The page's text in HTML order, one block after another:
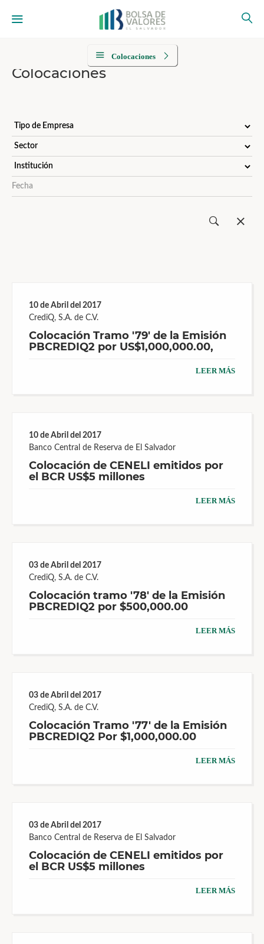
Colocaciones
Colocaciones
10 de Abril del 2017
CrediQ, S.A. de C.V.
Colocación Tramo '79' de la Emisión
PBCREDIQ2 por US$1,000,000.00,
LEER MÁS
10 de Abril del 2017
Banco Central de Reserva de El Salvador
Colocación de CENELI emitidos por
el BCR US$5 millones
LEER MÁS
03 de Abril del 2017
CrediQ, S.A. de C.V.
Colocación tramo '78' de la Emisión
PBCREDIQ2 por $500,000.00
LEER MÁS
03 de Abril del 2017
CrediQ, S.A. de C.V.
Colocación Tramo '77' de la Emisión
PBCREDIQ2 Por $1,000,000.00
LEER MÁS
03 de Abril del 2017
Banco Central de Reserva de El Salvador
Colocación de CENELI emitidos por
el BCR US$5 millones
LEER MÁS